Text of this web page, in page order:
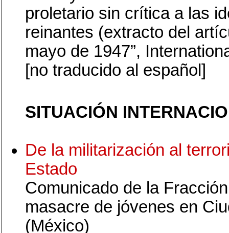
proletario sin crítica a las
reinantes (extracto del
mayo de 1947”,
[no traducido al español]
SITUACIÓN
De la militarización al
Estado
Comunicado de la
masacre de jóvenes en
(México)